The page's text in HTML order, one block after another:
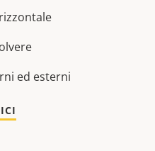
ed esterni